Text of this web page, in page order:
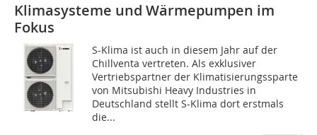
Klimasysteme und Wärmepumpen im
Fokus
S-Klima ist auch in diesem Jahr auf der
Chillventa vertreten. Als exklusiver
Vertriebspartner der Klimatisierungssparte
von Mitsubishi Heavy Industries in
Deutschland stellt S-Klima dort erstmals
die...